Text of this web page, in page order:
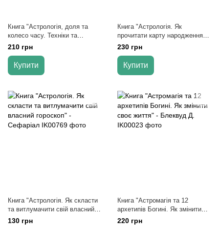
Книга "Астрологія, доля та
колесо часу. Техніки та
передбачення" - К.М. Рао
210 грн
Купити
Книга "Астрологія. Як
прочитати карту народження" -
Кевін Берк
230 грн
Купити
Книга "Астрологія. Як скласти
та витлумачити свій власний
гороскоп" - Сефаріал
130 грн
Книга "Астромагія та 12
архетипів Богині. Як змінити
своє життя" - Блеквуд Д.
220 грн